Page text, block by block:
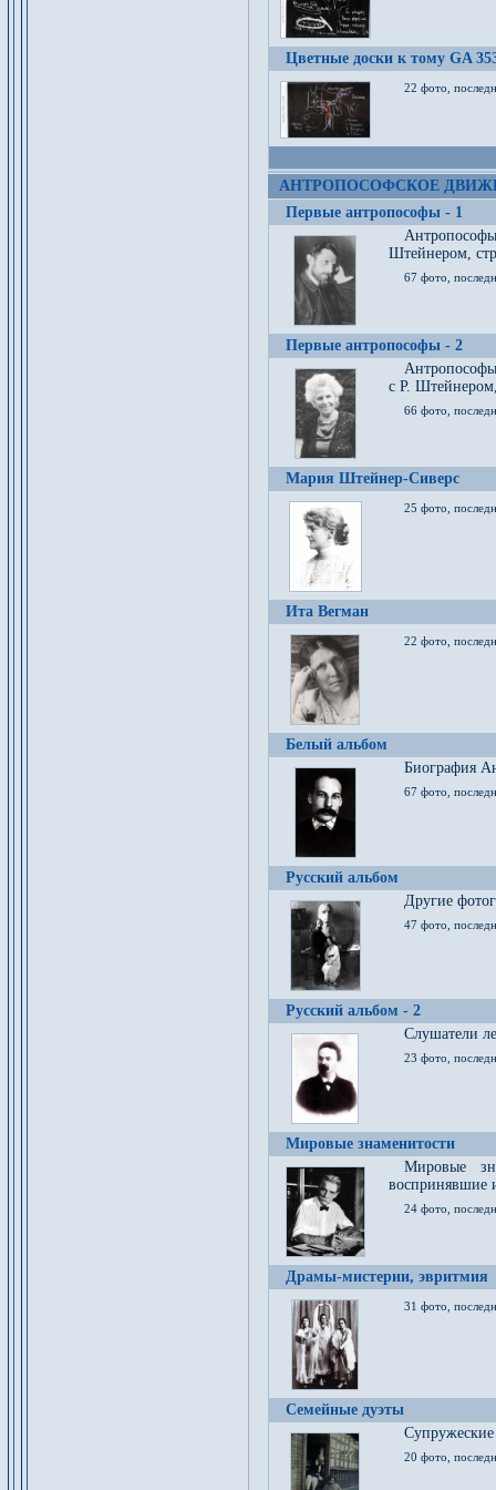
Цветные доски к тому GA
22 фото,
АНТРОПОСОФСКОЕ
Первые антропософы - 1
Штейнером,
67 фото,
Первые антропософы - 2
с Р.
66 фото,
Мария Штейнер-Сиверс
25 фото,
Ита Вегман
22 фото,
Белый альбом
Биография
67 фото,
Русский альбом
Другие
47 фото,
Русский альбом - 2
Cлушатели
23 фото,
Мировые знаменитости
Мировые
воспринявшие
24 фото,
Драмы-мистерии, эвритмия
31 фото,
Семейные дуэты
20 фото,